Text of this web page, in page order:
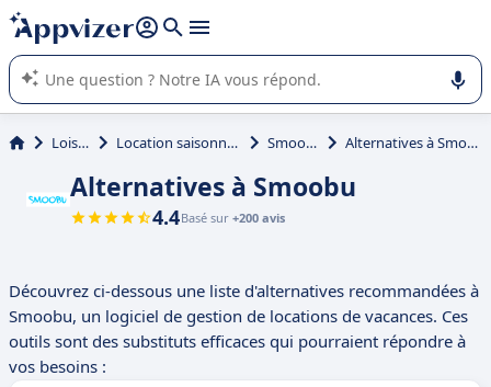
répondre (plusieurs lignes avec
L'IA de Appvizer vous guide dans l'utilisation ou la sélection de
logiciel SaaS en entreprise.
Loisirs Location saisonnière Smoobu Alternatives à Smoobu
Alternatives à Smoobu
4.4Basé sur +200 avis
Découvrez ci-dessous une liste d'alternatives recommandées à
Smoobu, un logiciel de gestion de locations de vacances. Ces
outils sont des substituts efficaces qui pourraient répondre à
vos besoins :